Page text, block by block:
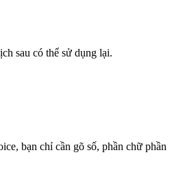
sau có thể sử dụng lại.
bạn chỉ cần gõ số, phần chữ phần